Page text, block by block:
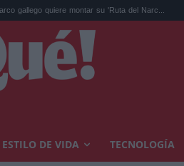
montar su 'Ruta del Narc... Kit Connor
ESTILO DE VIDA TECNOLOGÍA